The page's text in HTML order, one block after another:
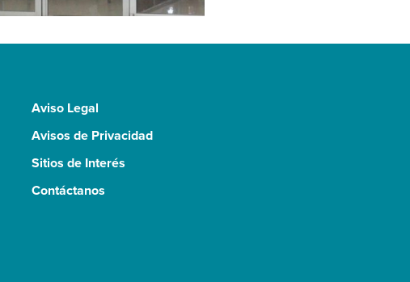
Aviso Legal
Avisos de Privacidad
Sitios de Interés
Contáctanos